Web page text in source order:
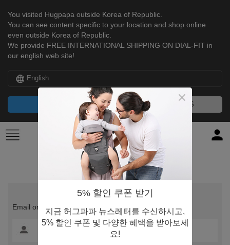
You visited Hugpapa outside Korea of Republic.
You can see content specific to your location and shop online
even outside Korea of Republic.
We provide FREE INTERNATIONAL SHIPPING ON DIAL-FIT in
our english web site!
English
NO, THANKS
Login
Email or ID
5% 할인 쿠폰 받기
지금 허그파파 뉴스레터를 수신하시고,
5% 할인 쿠폰 및 다양한 혜택을 받아보세
요!